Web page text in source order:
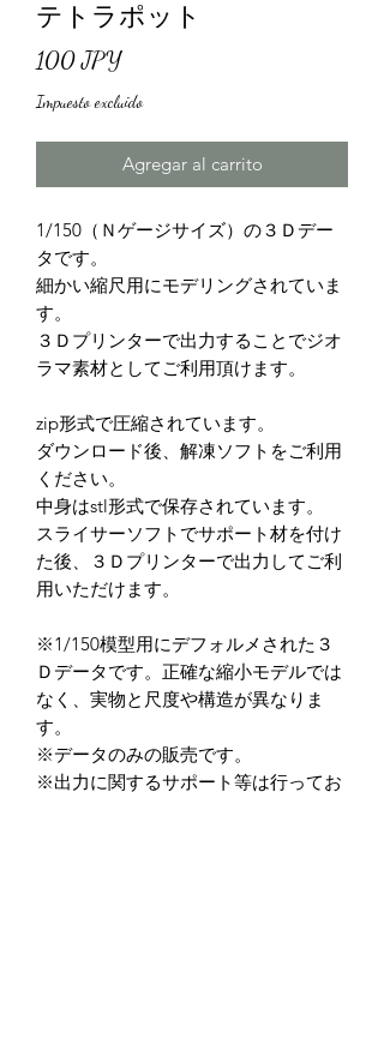
テトラポット
100 JPYPrecio
Impuesto excluido
Agregar al carrito
1/150（Ｎゲージサイズ）の３Ｄデー
タです。
細かい縮尺用にモデリングされていま
す。
３Ｄプリンターで出力することでジオ
ラマ素材としてご利用頂けます。
zip形式で圧縮されています。
ダウンロード後、解凍ソフトをご利用
ください。
中身はstl形式で保存されています。
スライサーソフトでサポート材を付け
た後、３Ｄプリンターで出力してご利
用いただけます。
※1/150模型用にデフォルメされた３
Ｄデータです。正確な縮小モデルでは
なく、実物と尺度や構造が異なりま
す。
※データのみの販売です。
※出力に関するサポート等は行ってお